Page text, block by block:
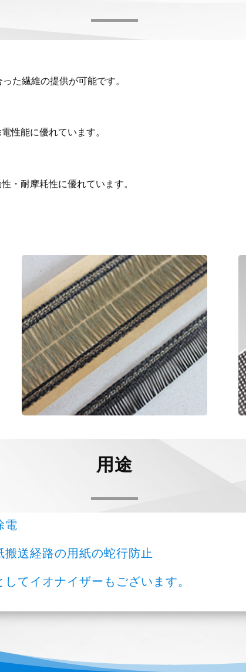
た繊維の提供が可能です。
性能に優れています。
・耐摩耗性に優れています。
用途
電
送経路の用紙の蛇行防止
てイオナイザーもございます。